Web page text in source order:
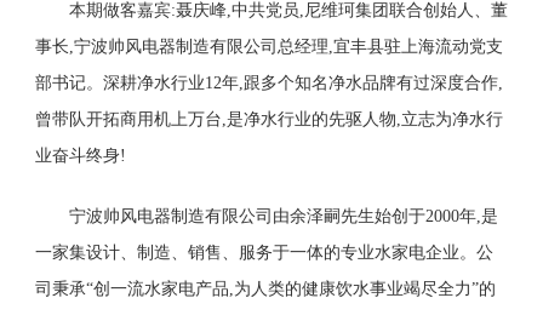
本期做客嘉宾:聂庆峰,中共党员,尼维珂集团联合创始人、董
事长,宁波帅风电器制造有限公司总经理,宜丰县驻上海流动党支
部书记。深耕净水行业12年,跟多个知名净水品牌有过深度合作,
曾带队开拓商用机上万台,是净水行业的先驱人物,立志为净水行
业奋斗终身!
宁波帅风电器制造有限公司由余泽嗣先生始创于2000年,是
一家集设计、制造、销售、服务于一体的专业水家电企业。公
司秉承“创一流水家电产品,为人类的健康饮水事业竭尽全力”的